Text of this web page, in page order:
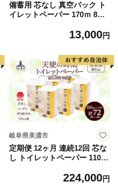
備蓄用 芯なし 真空パック ト
イレットペーパー 170ｍ 8ロ
トック 生活必需品 長さ3倍以
まとめ買い 備蓄 非常用 エコ
送料無料 川一製紙 岐阜県 美
濃市
13,000円
岐阜県美濃市
定期便 12ヶ月 連続12回 芯な
し トイレットペーパー 110ｍ
ロール 天使の時間 紙 ペーパ
224,000円